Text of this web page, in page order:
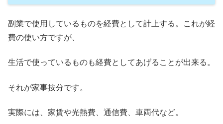
副業で使用しているものを経費として計上する。これが経
費の使い方ですが、
生活で使っているものも経費としてあげることが出来る。
それが家事按分です。
実際には、家賃や光熱費、通信費、車両代など。